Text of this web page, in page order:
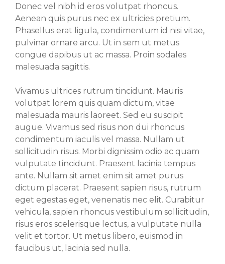
Donec vel nibh id eros volutpat rhoncus.
Aenean quis purus nec ex ultricies pretium.
Phasellus erat ligula, condimentum id nisi vitae,
pulvinar ornare arcu. Ut in sem ut metus
congue dapibus ut ac massa. Proin sodales
malesuada sagittis.
Vivamus ultrices rutrum tincidunt. Mauris
volutpat lorem quis quam dictum, vitae
malesuada mauris laoreet. Sed eu suscipit
augue. Vivamus sed risus non dui rhoncus
condimentum iaculis vel massa. Nullam ut
sollicitudin risus. Morbi dignissim odio ac quam
vulputate tincidunt. Praesent lacinia tempus
ante. Nullam sit amet enim sit amet purus
dictum placerat. Praesent sapien risus, rutrum
eget egestas eget, venenatis nec elit. Curabitur
vehicula, sapien rhoncus vestibulum sollicitudin,
risus eros scelerisque lectus, a vulputate nulla
velit et tortor. Ut metus libero, euismod in
faucibus ut, lacinia sed nulla.